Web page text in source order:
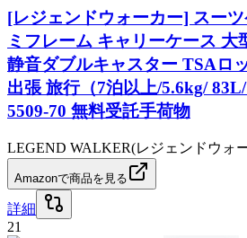
[レジェンドウォーカー] スー
ミフレーム キャリーケース 大
静音ダブルキャスター TSAロ
出張 旅行（7泊以上/5.6kg/ 83L/
5509-70 無料受託手荷物
LEGEND WALKER(レジェンドウォ
Amazonで商品を見る
詳細
21